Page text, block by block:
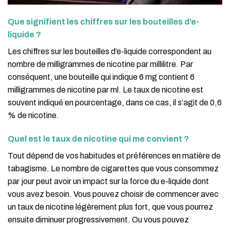
Que signifient les chiffres sur les bouteilles d’e-
liquide ?
Les chiffres sur les bouteilles d’e-liquide correspondent au
nombre de milligrammes de nicotine par millilitre. Par
conséquent, une bouteille qui indique 6 mg contient 6
milligrammes de nicotine par ml. Le taux de nicotine est
souvent indiqué en pourcentage, dans ce cas, il s’agit de 0,6
% de nicotine.
Quel est le taux de nicotine qui me convient ?
Tout dépend de vos habitudes et préférences en matière de
tabagisme. Le nombre de cigarettes que vous consommez
par jour peut avoir un impact sur la force du e-liquide dont
vous avez besoin. Vous pouvez choisir de commencer avec
un taux de nicotine légèrement plus fort, que vous pourrez
ensuite diminuer progressivement. Ou vous pouvez